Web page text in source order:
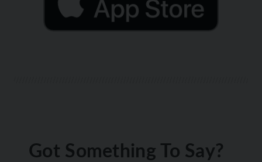
Got Something To Say?